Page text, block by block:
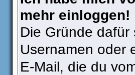
mehr einloggen!
Die Gründe
Usernamen oder
E-Mail, die du